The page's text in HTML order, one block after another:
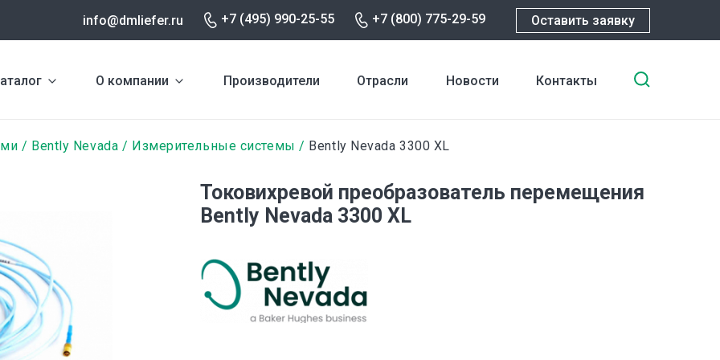
info@dmliefer.ru +7 (495) 990-25-55 +7 (800) 775-29-59 Оставить заявку
О компании Производители Отрасли Новости Контакты
Bently Nevada Измерительные системы Bently Nevada 3300 XL
Токовихревой преобразователь перемещения
Bently Nevada 3300 XL